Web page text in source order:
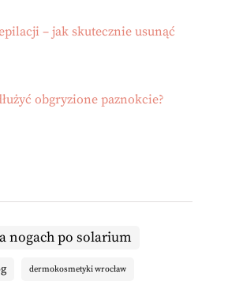
– jak skutecznie usunąć
obgryzione paznokcie?
nogach po solarium
dermokosmetyki wrocław